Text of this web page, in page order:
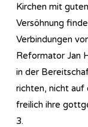
Kirchen mit
Versöhnung
Verbindungen
Reformator Jan
in der
richten, nicht
freilich ihre
3.